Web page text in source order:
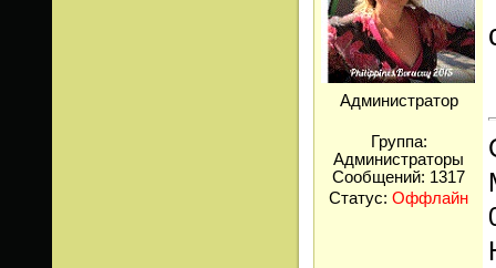
Администратор
Группа:
Администраторы
Сообщений: 1317
Статус: Оффлайн